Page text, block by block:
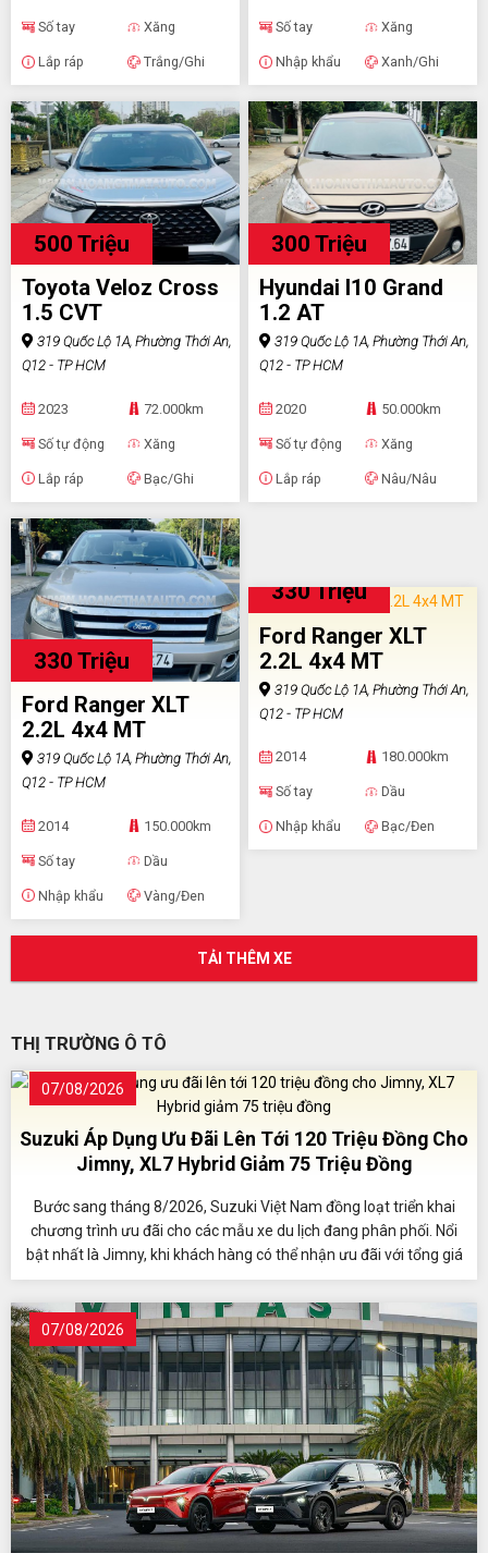
Số tay Xăng
Lắp ráp Trắng/Ghi
Số tay Xăng
Nhập khẩu Xanh/Ghi
500 Triệu
Toyota Veloz Cross
1.5 CVT
319 Quốc Lộ 1A, Phường Thới An,
Q12 - TP HCM
2023 72.000km
Số tự động Xăng
Lắp ráp Bạc/Ghi
300 Triệu
Hyundai I10 Grand
1.2 AT
319 Quốc Lộ 1A, Phường Thới An,
Q12 - TP HCM
2020 50.000km
Số tự động Xăng
Lắp ráp Nâu/Nâu
330 Triệu
Ford Ranger XLT
2.2L 4x4 MT
319 Quốc Lộ 1A, Phường Thới An,
Q12 - TP HCM
2014 150.000km
Số tay Dầu
Nhập khẩu Vàng/Đen
330 Triệu
Ford Ranger XLT
2.2L 4x4 MT
319 Quốc Lộ 1A, Phường Thới An,
Q12 - TP HCM
2014 180.000km
Số tay Dầu
Nhập khẩu Bạc/Đen
TẢI THÊM XE
THỊ TRƯỜNG Ô TÔ
07/08/2026
Suzuki Áp Dụng Ưu Đãi Lên Tới 120 Triệu Đồng Cho
Jimny, XL7 Hybrid Giảm 75 Triệu Đồng
Bước sang tháng 8/2026, Suzuki Việt Nam đồng loạt triển khai
chương trình ưu đãi cho các mẫu xe du lịch đang phân phối. Nổi
bật nhất là Jimny, khi khách hàng có thể nhận ưu đãi với tổng giá
trị lên tới 120 triệu đồng.
07/08/2026